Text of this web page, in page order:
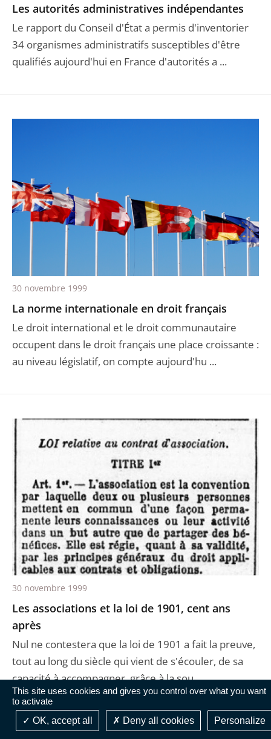
This site uses cookies and gives you control over what you want
to activate
OK, accept all
Deny all cookies Personalize
Les autorités administratives indépendantes
Le rapport du Conseil d'État a permis d'inventorier
34 organismes administratifs susceptibles d'être
qualifiés aujourd'hui en France d'autorités a ...
La norme internationale en droit français
Le droit international et le droit communautaire
occupent dans le droit français une place croissante :
au niveau législatif, on compte aujourd'hu ...
30 novembre 1999
Les associations et la loi de 1901, cent ans
après
Nul ne contestera que la loi de 1901 a fait la preuve,
tout au long du siècle qui vient de s'écouler, de sa
capacité à accompagner, grâce à la sou ...
30 novembre 1999